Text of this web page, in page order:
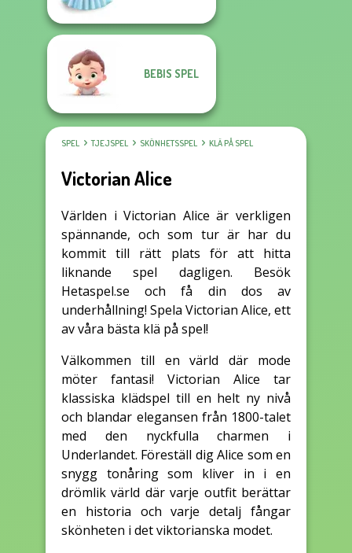
BEBIS SPEL
SPEL TJEJSPEL SKÖNHETSSPEL KLÄ PÅ SPEL
Victorian Alice
Världen i Victorian Alice är verkligen
spännande, och som tur är har du
kommit till rätt plats för att hitta
liknande spel dagligen. Besök
Hetaspel.se och få din dos av
underhållning! Spela Victorian Alice, ett
av våra bästa klä på spel!
Välkommen till en värld där mode
möter fantasi! Victorian Alice tar
klassiska klädspel till en helt ny nivå
och blandar elegansen från 1800-talet
med den nyckfulla charmen i
Underlandet. Föreställ dig Alice som en
snygg tonåring som kliver in i en
drömlik värld där varje outfit berättar
en historia och varje detalj fångar
skönheten i det viktorianska modet.